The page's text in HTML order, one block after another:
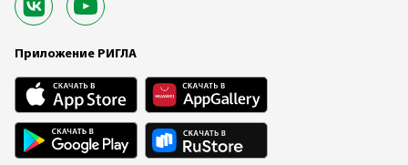
Приложение РИГЛА